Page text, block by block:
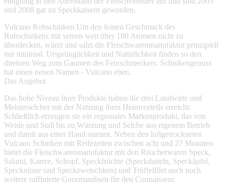
und 2008 gar zu Speckkaisern geworden.
Vulcano Rohschinken Um den feinen Geschmack des
Rohschinkens mit seinen weit über 100 Aromen nicht zu
überdecken, würzt und salzt die Fleischwarenmanufaktur prinzipiell
nur minimal. Ursprünglichkeit und Natürlichkeit finden so den
direkten Weg zum Gaumen des Feinschmeckers. Schinkengenuss
hat einen neuen Namen - Vulcano eben.
Das Angebot
Das hohe Niveau ihrer Produkte haben die drei Landwirte und
Meisterselcher mit der Nutzung ihres Heimvorteils erreicht:
Schließlich erzeugen sie ein regionales Markenprodukt, das von
Weide und Stall bis zu Würzung und Selche aus eigenem Betrieb
und damit aus einer Hand stammt. Neben den luftgetrockneten
Vulcano Schinken mit Reifezeiten zwischen acht und 27 Monaten
bietet die Fleischwarenmanufaktur mit den Räucherwaren Speck,
Salami, Karree, Schopf, Speckfrüchte (Speckdatteln, Speckäpfel,
Specknüsse und Speckzwetschken) und Trüffelfilet auch noch
weitere raffinierte Gourmandisen für den Connaisseur.